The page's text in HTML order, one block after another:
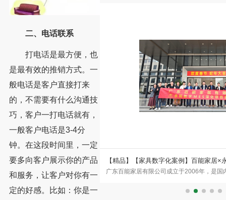
二、电话联系
打电话是最方便，也
是最有效的推销方式。一
般电话是客户直接打来
的，不需要有什么沟通技
巧，客户一打电话就有，
一般客户电话是3-4分
钟。在这段时间里，一定
要多向客户展示你的产品
和服务，让客户对你有一
定的好感。比如：你是一
生产ERP数字化案例
市森芸汽车座椅科技有限公司铁
座椅科技有限公司成立于2
【精品】【家具数字化案例】百能家居×
品牌的数字化突围
广东百能家居有限公司成立于2006年，是国